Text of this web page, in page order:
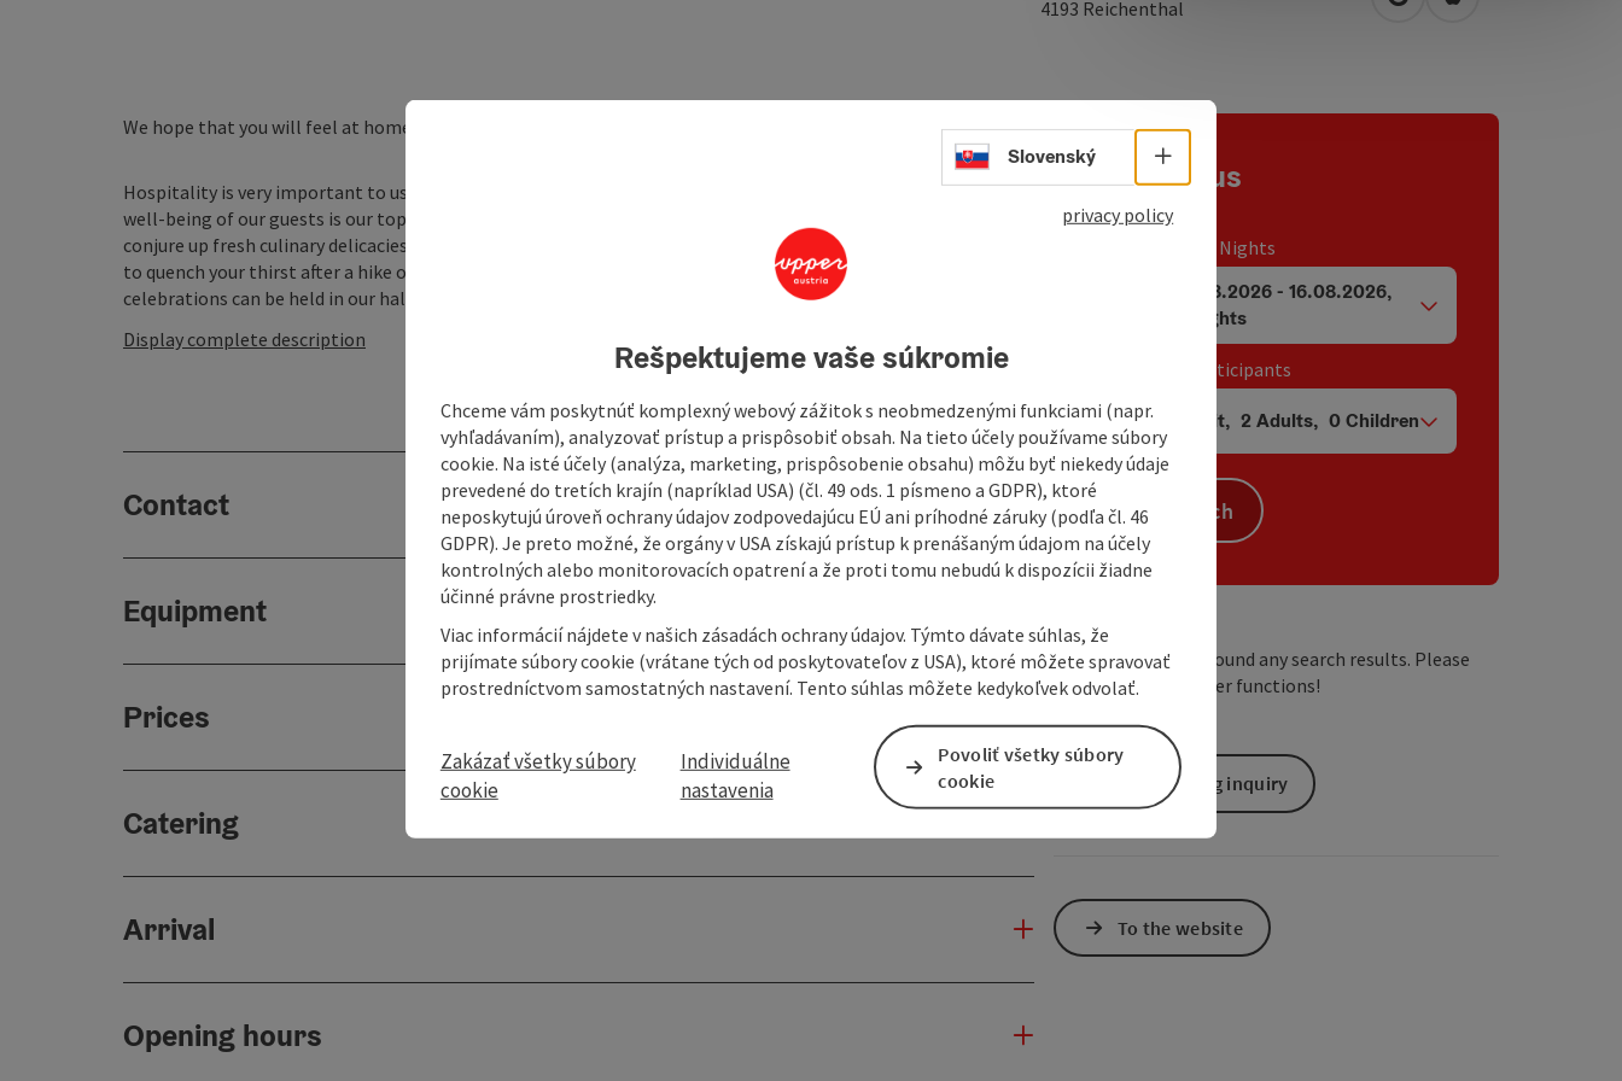
4193 Reichenthal open in Google Maps
Open in Apple
We hope that you will feel at home with us.
Hospitality is very important to us. We run our family business with a lot of heart and commitment, and the
well-being of our guests is our top priority. Whenever possible, our kitchen team uses regional ingredients to
conjure up fresh culinary delicacies for you, from hearty home cooking to fine dining. Whether you come to us
to quench your thirst after a hike or to savour our dishes - we offer the right setting for every occasion. Larger
celebrations can be held in our hall, a family meal ...
Display complete description
Contact
Equipment
Prices
Catering
Arrival
Opening hours
Contact us
Travel period / Nights
arrival and departure fields
14.08.2026- 16.08.2026,
Nights
Unit / Tour participants
Number of units and person fields
Unit, 2 Adults, 0 Children
Search
We have not found any search results. Please
adjust the filter functions!
non-binding inquiry
To the website
Select language - Open menu
Slovenský
privacy policy
Rešpektujeme vaše súkromie
Chceme vám poskytnúť komplexný webový zážitok s neobmedzenými funkciami (napr.
vyhľadávaním), analyzovať prístup a prispôsobiť obsah. Na tieto účely používame súbory
cookie. Na isté účely (analýza, marketing, prispôsobenie obsahu) môžu byť niekedy údaje
prevedené do tretích krajín (napríklad USA) (čl. 49 ods. 1 písmeno a GDPR), ktoré
neposkytujú úroveň ochrany údajov zodpovedajúcu EÚ ani príhodné záruky (podľa čl. 46
GDPR). Je preto možné, že orgány v USA získajú prístup k prenášaným údajom na účely
kontrolných alebo monitorovacích opatrení a že proti tomu nebudú k dispozícii žiadne
účinné právne prostriedky.
Viac informácií nájdete v našich zásadách ochrany údajov. Týmto dávate súhlas, že
prijímate súbory cookie (vrátane tých od poskytovateľov z USA), ktoré môžete spravovať
prostredníctvom samostatných nastavení. Tento súhlas môžete kedykoľvek odvolať.
Zakázať všetky súbory
cookie
Individuálne
nastavenia
Povoliť všetky súbory
cookie